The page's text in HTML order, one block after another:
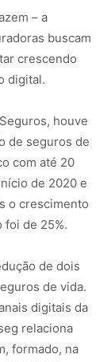
– a
buscam
crescendo
digital.
houve
de seguros de
com até 20
de 2020 e
o crescimento
foi de 25%.
de dois
de vida.
digitais da
relaciona
formado, na